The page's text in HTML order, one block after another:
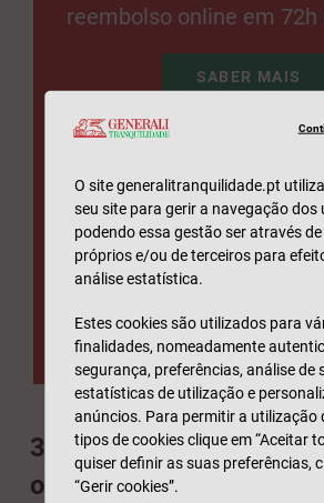
reembolso online em 72h
SABER MAIS
3. Explore diferentes
o autismo em crianças
O site generalitranquilidade.pt
seu site para gerir a navegação dos
podendo essa gestão ser através
próprios e/ou de terceiros para
análise estatística.
Estes cookies são utilizados para
finalidades, nomeadamente
segurança, preferências, análise de
estatísticas de utilização e
anúncios. Para permitir a utilização
tipos de cookies clique em “Aceitar
quiser definir as suas preferências,
“Gerir cookies”.